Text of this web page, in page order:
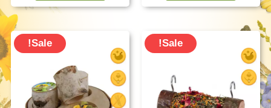
Sale!
המחיר
המקורי
היה:
₪35.00.
המחיר
הנוכחי
הוא:
₪29.90.
Sale!
המחיר
המקורי
היה:
₪100.00.